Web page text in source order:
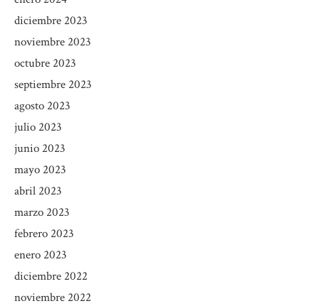
diciembre 2023
noviembre 2023
octubre 2023
septiembre 2023
agosto 2023
julio 2023
junio 2023
mayo 2023
abril 2023
marzo 2023
febrero 2023
enero 2023
diciembre 2022
noviembre 2022